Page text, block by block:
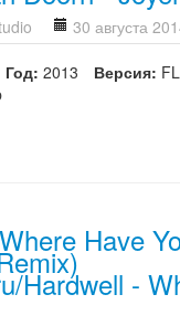
30 августа
Год: 2013 Версия:
Have
Hardwell -